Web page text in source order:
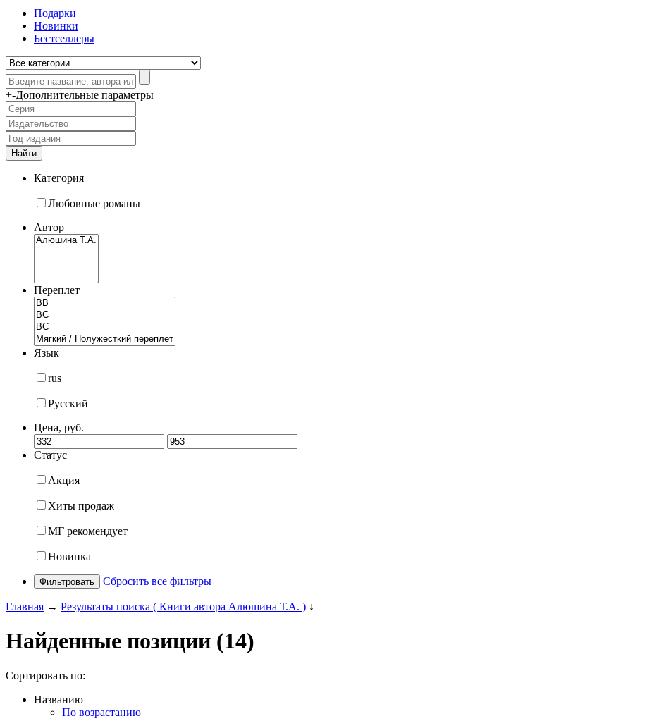
Подарки
Новинки
Бестселлеры
+-Дополнительные параметры
Категория
Любовные романы
Автор
Переплет
Язык
rus
Русский
Цена, руб.
Статус
Акция
Хиты продаж
МГ рекомендует
Новинка
Фильтровать Сбросить все фильтры
Главная → Результаты поиска ( Книги автора Алюшина Т.А. ) ↓
Найденные позиции (14)
Сортировать по:
Названию
По возрастанию